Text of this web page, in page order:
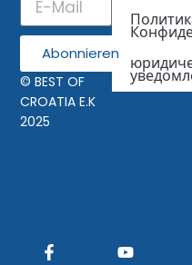
Abonnieren
© BEST OF
CROATIA E.K
2025